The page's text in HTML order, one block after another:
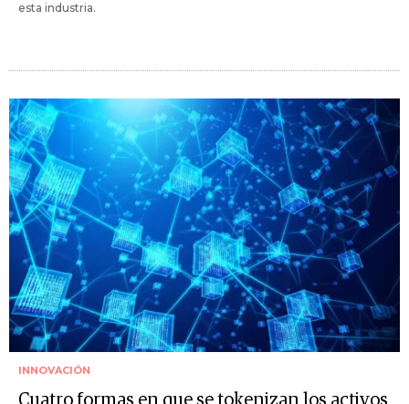
esta industria.
INNOVACIÓN